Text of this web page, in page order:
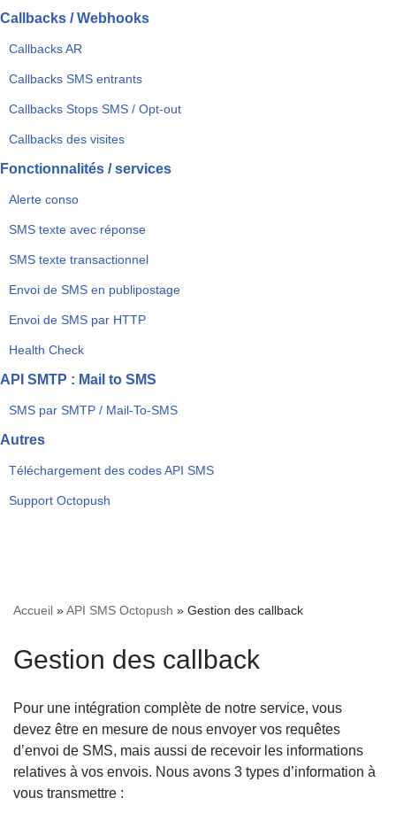
Callbacks / Webhooks
Callbacks AR
Callbacks SMS entrants
Callbacks Stops SMS / Opt-out
Callbacks des visites
Fonctionnalités / services
Alerte conso
SMS texte avec réponse
SMS texte transactionnel
Envoi de SMS en publipostage
Envoi de SMS par HTTP
Health Check
API SMTP : Mail to SMS
SMS par SMTP / Mail-To-SMS
Autres
Téléchargement des codes API SMS
Support Octopush
Accueil »API SMS Octopush » Gestion des callback
Gestion des callback
Pour une intégration complète de notre service, vous
devez être en mesure de nous envoyer vos requêtes
d’envoi de SMS, mais aussi de recevoir les informations
relatives à vos envois. Nous avons 3 types d’information à
vous transmettre :